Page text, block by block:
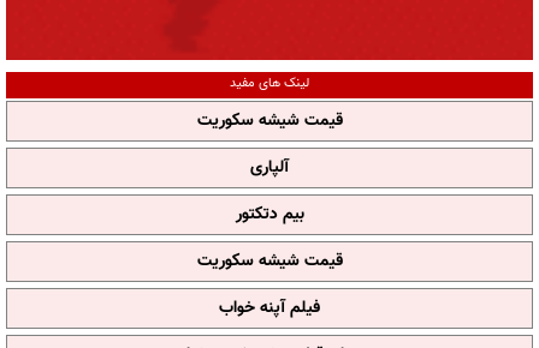
لینک های مفید
قیمت شیشه سکوریت
آلپاری
بیم دتکتور
قیمت شیشه سکوریت
فیلم آپنه خواب